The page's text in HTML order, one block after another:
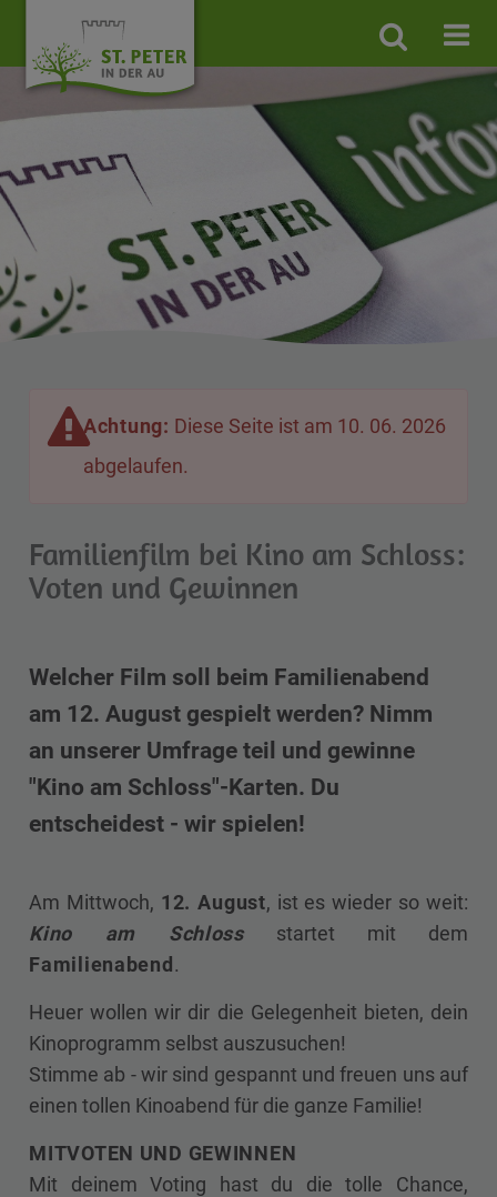
Site
search
toggle
Achtung: Diese Seite ist am 10. 06. 2026
abgelaufen.
Familienfilm bei Kino am Schloss:
Voten und Gewinnen
Welcher Film soll beim Familienabend
am 12. August gespielt werden? Nimm
an unserer Umfrage teil und gewinne
"Kino am Schloss"-Karten. Du
entscheidest - wir spielen!
Am Mittwoch, 12. August, ist es wieder so weit:
Kino am Schlossstartet mit dem
Familienabend .
Heuer wollen wir dir die Gelegenheit bieten, dein
Kinoprogramm selbst auszusuchen!
Stimme ab - wir sind gespannt und freuen uns auf
einen tollen Kinoabend für die ganze Familie!
MITVOTEN UND GEWINNEN
Mit deinem Voting hast du die tolle Chance,